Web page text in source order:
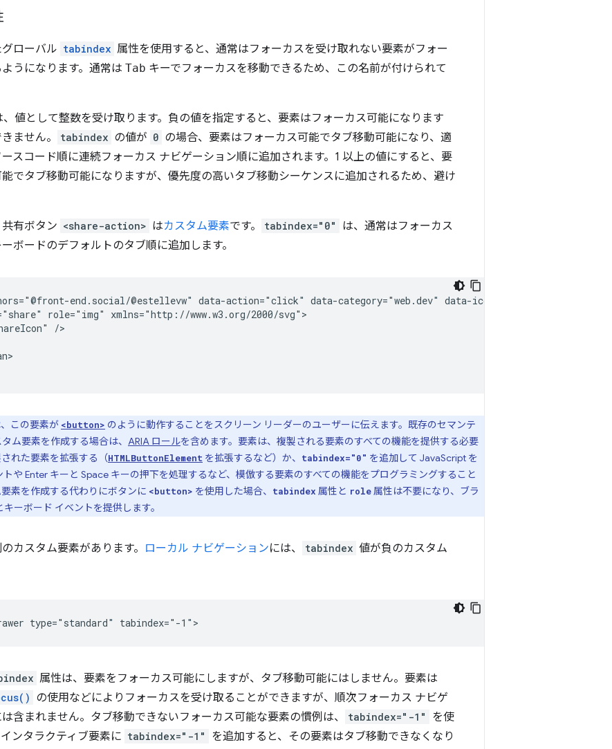
ローバル tabindex 属性を使用すると、通常はフォーカスを受け取れない要素がフォー
うになります。通常は Tab キーでフォーカスを移動できるため、この名前が付けられて
、値として整数を受け取ります。負の値を指定すると、要素はフォーカス可能になります
ません。
tabindex の値が 0 の場合、要素はフォーカス可能でタブ移動可能になり、適
スコード順に連続フォーカス ナビゲーション順に追加されます。1 以上の値にすると、要
でタブ移動可能になりますが、優先度の高いタブ移動シーケンスに追加されるため、避け
有ボタン <share-action> はカスタム要素です。 tabindex="0"
は、通常はフォーカス
ボードのデフォルトのタブ順に追加します。
end.social/@estellevw" data-action="click" data-category="web.dev" data-icon="share" data-
role="img" xmlns="http://www.w3.org/2000/svg">
/>
この要素が <button> のように動作することをスクリーン リーダーのユーザーに伝えます。既存のセマンテ
ム要素を作成する場合は、 ARIA ロールを含めます。要素は、複製される要素のすべての機能を提供する必要
れた要素を拡張する（HTMLButtonElement を拡張するなど）か、 tabindex="0" を追加して JavaScript を
や Enter キーと Space キーの押下を処理するなど、模倣する要素のすべての機能をプログラミングすること
素を作成する代わりにボタンに <button> を使用した場合、 tabindex 属性と role属性は不要になり、ブラ
ーボード イベントを提供します。
カスタム要素があります。 ローカル ナビゲーションには、 tabindex 値が負のカスタム
属性は、要素をフォーカス可能にしますが、タブ移動可能にはしません。要素は
の使用などによりフォーカスを受け取ることができますが、順次フォーカス ナビゲ
含まれません。タブ移動できないフォーカス可能な要素の慣例は、
tabindex="-1"
を使
ンタラクティブ要素に tabindex="-1" を追加すると、その要素はタブ移動できなくなり